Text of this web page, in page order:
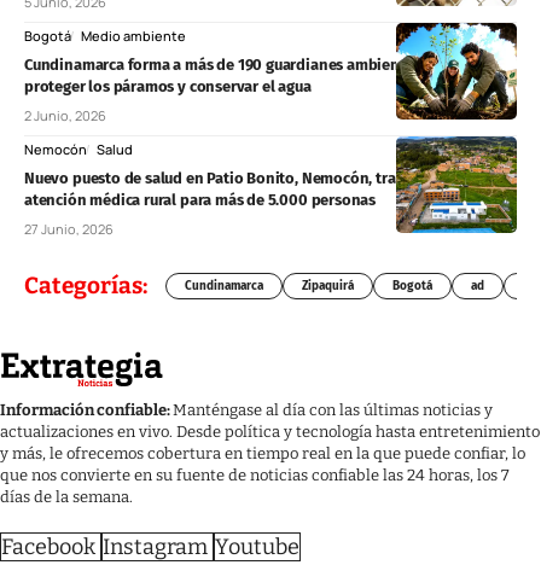
Bogotá Medio ambiente
Cundinamarca forma a más de 190 guardianes ambientales para
proteger los páramos y conservar el agua
2 Junio, 2026
Nemocón Salud
Nuevo puesto de salud en Patio Bonito, Nemocón, transformará la
atención médica rural para más de 5.000 personas
27 Junio, 2026
Categorías: Cundinamarca Zipaquirá Bogotá ad
Información confiable:Manténgase al día con las últimas noticias y
actualizaciones en vivo. Desde política y tecnología hasta entretenimiento
y más, le ofrecemos cobertura en tiempo real en la que puede confiar, lo
que nos convierte en su fuente de noticias confiable las 24 horas, los 7
días de la semana.
Facebook Instagram Youtube